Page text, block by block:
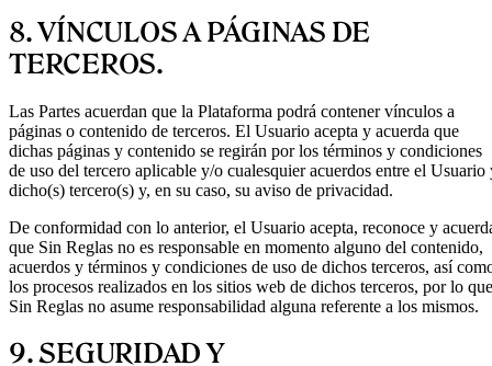
8. VÍNCULOS A PÁGINAS DE
TERCEROS.
Las Partes acuerdan que la Plataforma podrá contener vínculos a
páginas o contenido de terceros. El Usuario acepta y acuerda que
dichas páginas y contenido se regirán por los términos y condiciones
de uso del tercero aplicable y/o cualesquier acuerdos entre el Usuario
dicho(s) tercero(s) y, en su caso, su aviso de privacidad.
De conformidad con lo anterior, el Usuario acepta, reconoce y
que Sin Reglas no es responsable en momento alguno del contenido,
acuerdos y términos y condiciones de uso de dichos terceros, así
los procesos realizados en los sitios web de dichos terceros, por lo que
Sin Reglas no asume responsabilidad alguna referente a los mismos.
9. SEGURIDAD Y